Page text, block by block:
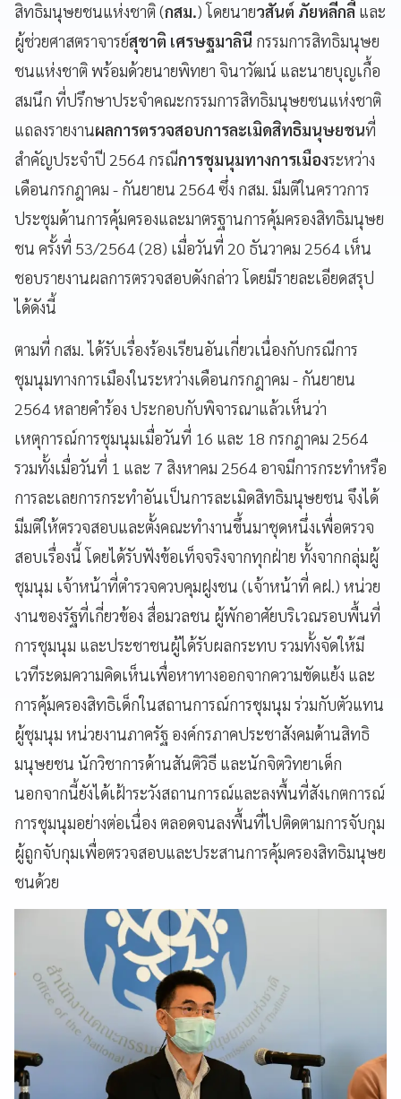
สิทธิมนุษยชนแห่งชาติ (กสม.) โดยนายวสันต์ ภัยหลีกลี้ และ
ผู้ช่วยศาสตราจารย์สุชาติ เศรษฐมาลินี กรรมการสิทธิมนุษย
ชนแห่งชาติ พร้อมด้วยนายพิทยา จินาวัฒน์ และนายบุญเกื้อ
สมนึก ที่ปรึกษาประจำคณะกรรมการสิทธิมนุษยชนแห่งชาติ
แถลงรายงานผลการตรวจสอบการละเมิดสิทธิมนุษยชนที่
สำคัญประจำปี 2564 กรณีการชุมนุมทางการเมืองระหว่าง
เดือนกรกฎาคม - กันยายน 2564 ซึ่ง กสม. มีมติในคราวการ
ประชุมด้านการคุ้มครองและมาตรฐานการคุ้มครองสิทธิมนุษย
ชน ครั้งที่ 53/2564 (28) เมื่อวันที่ 20 ธันวาคม 2564 เห็น
ชอบรายงานผลการตรวจสอบดังกล่าว โดยมีรายละเอียดสรุป
ได้ดังนี้
ตามที่ กสม. ได้รับเรื่องร้องเรียนอันเกี่ยวเนื่องกับกรณีการ
ชุมนุมทางการเมืองในระหว่างเดือนกรกฎาคม - กันยายน
2564 หลายคำร้อง ประกอบกับพิจารณาแล้วเห็นว่า
เหตุการณ์การชุมนุมเมื่อวันที่ 16 และ 18 กรกฎาคม 2564
รวมทั้งเมื่อวันที่ 1 และ 7 สิงหาคม 2564 อาจมีการกระทำหรือ
การละเลยการกระทำอันเป็นการละเมิดสิทธิมนุษยชน จึงได้
มีมติให้ตรวจสอบและตั้งคณะทำงานขึ้นมาชุดหนึ่งเพื่อตรวจ
สอบเรื่องนี้ โดยได้รับฟังข้อเท็จจริงจากทุกฝ่าย ทั้งจากกลุ่มผู้
ชุมนุม เจ้าหน้าที่ตำรวจควบคุมฝูงชน (เจ้าหน้าที่ คฝ.) หน่วย
งานของรัฐที่เกี่ยวข้อง สื่อมวลชน ผู้พักอาศัยบริเวณรอบพื้นที่
การชุมนุม และประชาชนผู้ได้รับผลกระทบ รวมทั้งจัดให้มี
เวทีระดมความคิดเห็นเพื่อหาทางออกจากความขัดแย้ง และ
การคุ้มครองสิทธิเด็กในสถานการณ์การชุมนุม ร่วมกับตัวแทน
ผู้ชุมนุม หน่วยงานภาครัฐ องค์กรภาคประชาสังคมด้านสิทธิ
มนุษยชน นักวิชาการด้านสันติวิธี และนักจิตวิทยาเด็ก
นอกจากนี้ยังได้เฝ้าระวังสถานการณ์และลงพื้นที่สังเกตการณ์
การชุมนุมอย่างต่อเนื่อง ตลอดจนลงพื้นที่ไปติดตามการจับกุม
ผู้ถูกจับกุมเพื่อตรวจสอบและประสานการคุ้มครองสิทธิมนุษย
ชนด้วย